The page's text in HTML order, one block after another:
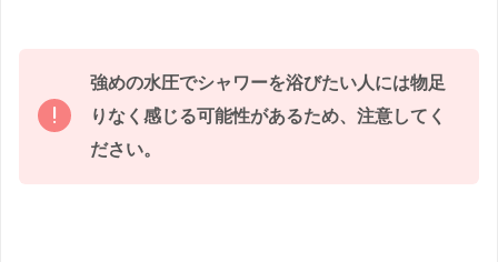
強めの水圧でシャワーを浴びたい人には物足
りなく感じる可能性があるため、注意してく
ださい。